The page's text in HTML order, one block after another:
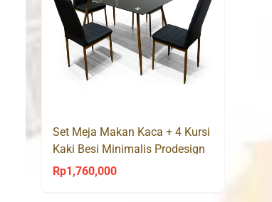
Set Meja Makan Kaca + 4 Kursi
Kaki Besi Minimalis Prodesign
SONYA / SONIA DTS
Rp1,760,000